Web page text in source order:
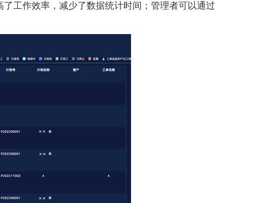
工作效率，减少了数据统计时间；管理者可以通过